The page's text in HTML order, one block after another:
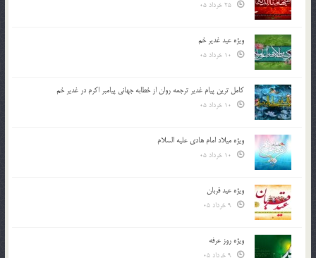
ویژه عید غدیر خم
کامل ترین پیام غدیر ترجمه روان از خطابه جهانی پیامبر اکرم در غدیر خم
ویژه میلاد امام هادی علیه السلام
ویژه عید قربان
ویژه روز عرفه